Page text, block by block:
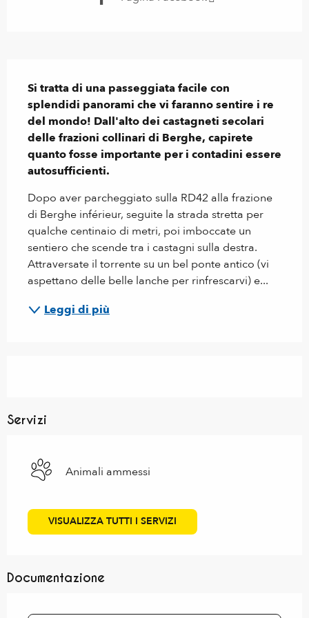
Si tratta di una passeggiata facile con
splendidi panorami che vi faranno sentire i re
del mondo! Dall'alto dei castagneti secolari
delle frazioni collinari di Berghe, capirete
quanto fosse importante per i contadini essere
autosufficienti.
Dopo aver parcheggiato sulla RD42 alla frazione
di Berghe inférieur, seguite la strada stretta per
qualche centinaio di metri, poi imboccate un
sentiero che scende tra i castagni sulla destra.
Attraversate il torrente su un bel ponte antico (vi
aspettano delle belle lanche per rinfrescarvi) e...
Leggi di più
Servizi
Animali ammessi
VISUALIZZA TUTTI I SERVIZI
Documentazione